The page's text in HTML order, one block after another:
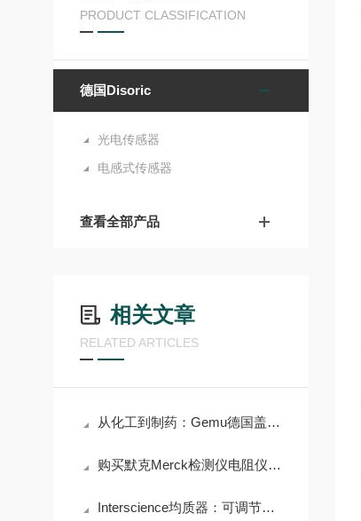
PRODUCT CLASSIFICATION
德国Disoric
光电传感器
电感式传感器
查看全部产品
相关文章
RELATED ARTICLES
从化工到制药：Gemu德国盖米阀门如何应对严苛工况挑战？
购买默克Merck检测仪电阻仪前必须了解的术语解析
Interscience均质器：可调节均质时间和力度，满足多样需求